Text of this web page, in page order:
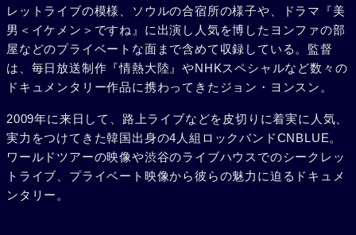
レットライブの模様、ソウルの合宿所の様子や、ドラマ『美
男＜イケメン＞ですね』に出演し人気を博したヨンファの部
屋などのプライベートな面まで含めて収録している。監督
は、毎日放送制作『情熱大陸』やNHKスペシャルなど数々の
ドキュメンタリー作品に携わってきたジョン・ヨンスン。
2009年に来日して、路上ライブなどを皮切りに着実に人気、
実力をつけてきた韓国出身の4人組ロックバンドCNBLUE。
ワールドツアーの映像や渋谷のライブハウスでのシークレッ
トライブ、プライベート映像から彼らの魅力に迫るドキュメ
ンタリー。